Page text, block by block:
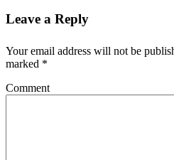
Leave a Reply
Your email address will not be
marked *
Comment